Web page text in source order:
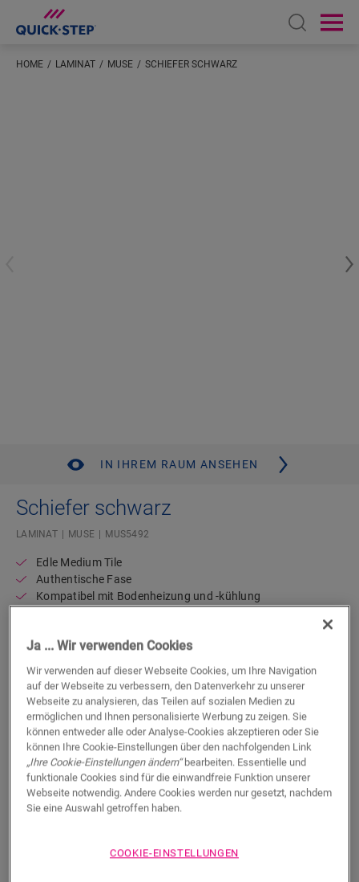
Open
HOME LAMINAT MUSE SCHIEFER SCHWARZ
IN IHREM RAUM ANSEHEN
Schiefer schwarz
LAMINAT MUSE MUS5492
Edle Medium Tile
Authentische Fase
Kompatibel mit Bodenheizung und -kühlung
Wasserdicht
Einen Händler in Ihrer Nähe finden
Sie können es kaum erwarten, diesen Boden selbst zu
sehen? Sie haben noch Fragen? Kein Problem! Es gibt
immer einen Händler in Ihrer Nähe.
SUCHE
Ja ... Wir verwenden Cookies
Wir verwenden auf dieser Webseite Cookies, um Ihre Navigation
auf der Webseite zu verbessern, den Datenverkehr zu unserer
Webseite zu analysieren, das Teilen auf sozialen Medien zu
ermöglichen und Ihnen personalisierte Werbung zu zeigen. Sie
können entweder alle oder Analyse-Cookies akzeptieren oder Sie
können Ihre Cookie-Einstellungen über den nachfolgenden Link
„Ihre Cookie-Einstellungen ändern“bearbeiten. Essentielle und
funktionale Cookies sind für die einwandfreie Funktion unserer
Webseite notwendig. Andere Cookies werden nur gesetzt, nachdem
Sie eine Auswahl getroffen haben.
COOKIE-EINSTELLUNGEN